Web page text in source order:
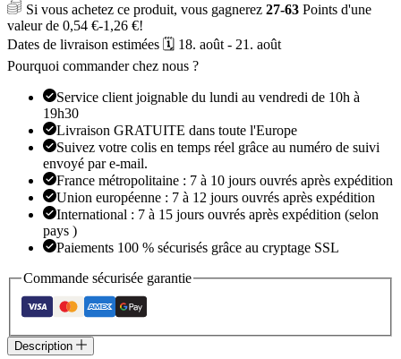
Si vous achetez ce produit, vous gagnerez 27-63 Points d'une
valeur de 0,54 €-1,26 €!
Dates de livraison estimées 🗓️ 18. août - 21. août
Pourquoi commander chez nous ?
Service client joignable du lundi au vendredi de 10h à
19h30
Livraison GRATUITE dans toute l'Europe
Suivez votre colis en temps réel grâce au numéro de suivi
envoyé par e-mail.
France métropolitaine : 7 à 10 jours ouvrés après expédition
Union européenne : 7 à 12 jours ouvrés après expédition
International : 7 à 15 jours ouvrés après expédition (selon
pays )
Paiements 100 % sécurisés grâce au cryptage SSL
Commande sécurisée garantie
Description